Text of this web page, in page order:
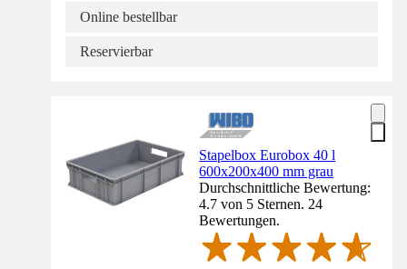
Online bestellbar
Reservierbar
Stapelbox Eurobox 40 l
600x200x400 mm grau
Durchschnittliche Bewertung:
4.7 von 5 Sternen. 24
Bewertungen.